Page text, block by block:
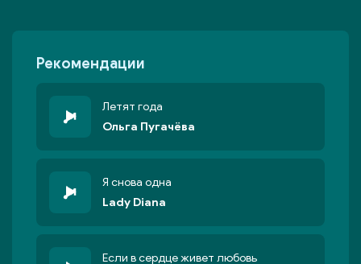
Рекомендации
Летят года
Ольга Пугачёва
Я снова одна
Lady Diana
Если в сердце живет любовь